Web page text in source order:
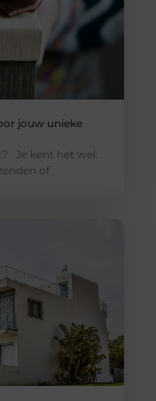
jouw unieke
Je kent het wel:
of